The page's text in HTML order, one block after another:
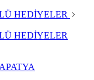
HEDİYELER
HEDİYELER